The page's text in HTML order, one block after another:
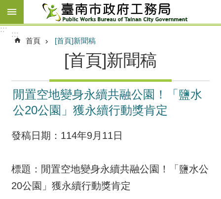
跳到主要內容區塊
:::
:::
首頁 [首頁]新聞稿
[首頁]新聞稿
閒置空地變身永續共融公園！「鹽水
公20公園」獲永續行動獎肯定
發稿日期：114年9月11日
標題：閒置空地變身永續共融公園！「鹽水公
20公園」獲永續行動獎肯定